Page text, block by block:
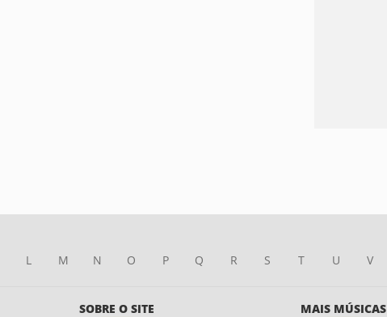
L M N O P Q R S T U V
SOBRE O SITE MAIS MÚSICAS